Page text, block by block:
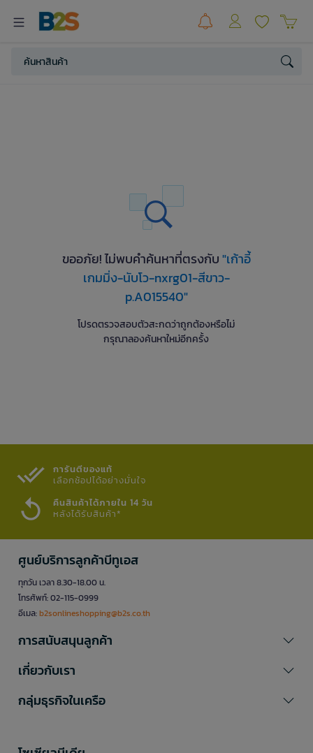
ขออภัย! ไม่พบคำค้นหาที่ตรงกับ"เก้าอี้
เกมมิ่ง-นับโว-nxrg01-สีขาว-
p.A015540"
โปรดตรวจสอบตัวสะกดว่าถูกต้องหรือไม่
กรุณาลองค้นหาใหม่อีกครั้ง
การันตีของแท้
เลือกช้อปได้อย่างมั่นใจ​
คืนสินค้าได้ภายใน 14 วัน
หลังได้รับสินค้า*
ศูนย์บริการลูกค้าบีทูเอส
ทุกวัน เวลา 8.30-18.00 น.
โทรศัพท์: 02-115-0999
อีเมล:b2sonlineshopping@b2s.co.th
การสนับสนุนลูกค้า
เกี่ยวกับเรา
กลุ่มธุรกิจในเครือ